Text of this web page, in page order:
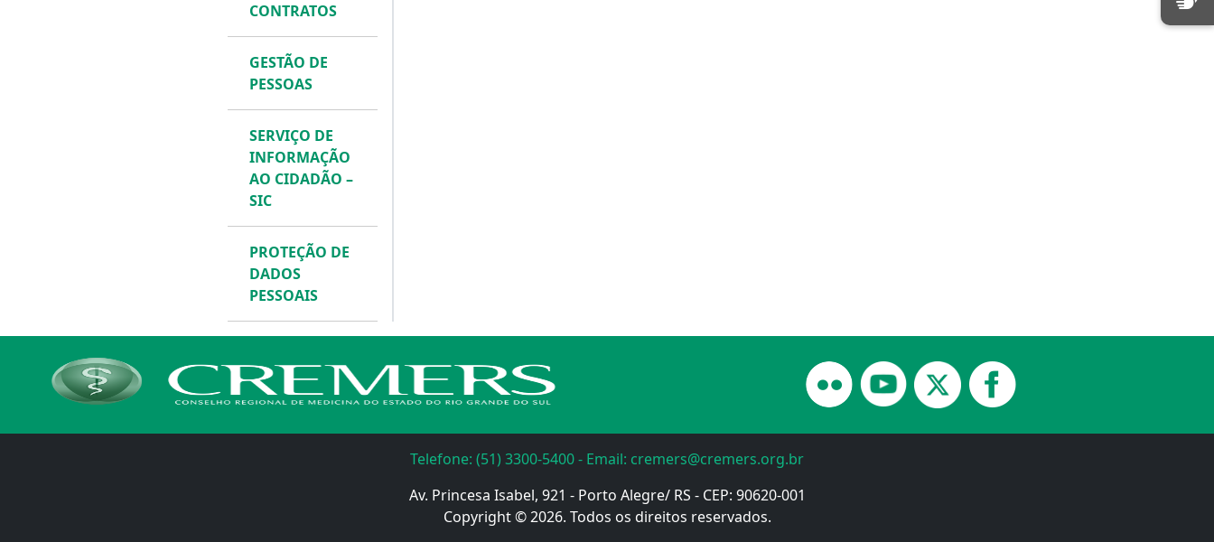
CONTRATOS
GESTÃO DE
PESSOAS
SERVIÇO DE
INFORMAÇÃO
AO CIDADÃO –
SIC
PROTEÇÃO DE
DADOS
PESSOAIS
Telefone: (51) 3300-5400 - Email: cremers@cremers.org.br
Av. Princesa Isabel, 921 - Porto Alegre/ RS - CEP: 90620-001
Copyright © 2026. Todos os direitos reservados.